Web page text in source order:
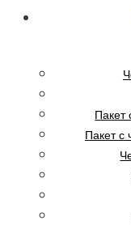
Пакет
Пакет с